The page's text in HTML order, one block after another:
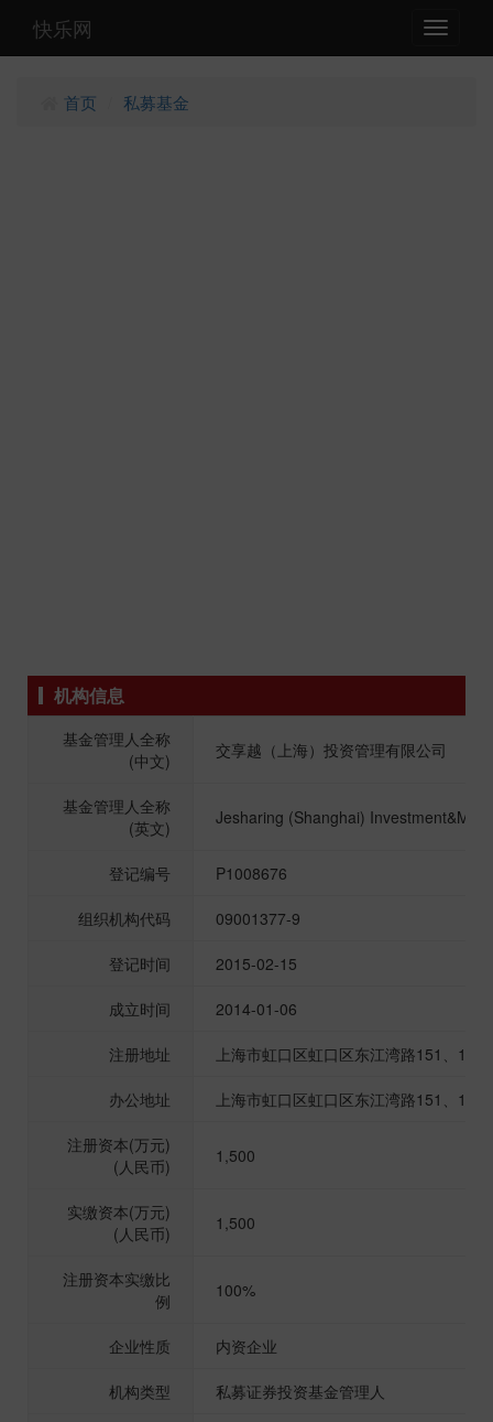
Toggle
快乐网
首页 私募基金
机构信息
基金管理人全称
(中文)
交享越（上海）投资管理有限公司
基金管理人全称
(英文)
Jesharing (Shanghai)
登记编号 P1008676
组织机构代码 09001377-9
登记时间 2015-02-15
成立时间 2014-01-06
注册地址 上海市虹口区虹口区东江湾路151、
办公地址 上海市虹口区虹口区东江湾路151、
注册资本(万元)
(人民币)
1,500
实缴资本(万元)
(人民币)
1,500
注册资本实缴比
例
100%
企业性质 内资企业
机构类型 私募证券投资基金管理人